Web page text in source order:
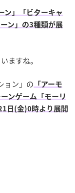
ン」「ビターキャ
ン」の3種類が展
ますね。
ョン」の 「アーモ
ンゲーム「モーリ
日(金)0時より展開